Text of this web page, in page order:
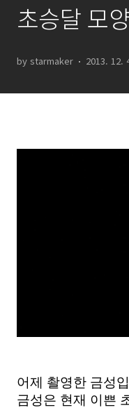
초승달 모
by starmaker 2013. 12.
어제 촬영한 금성
금성은 현재 이쁜